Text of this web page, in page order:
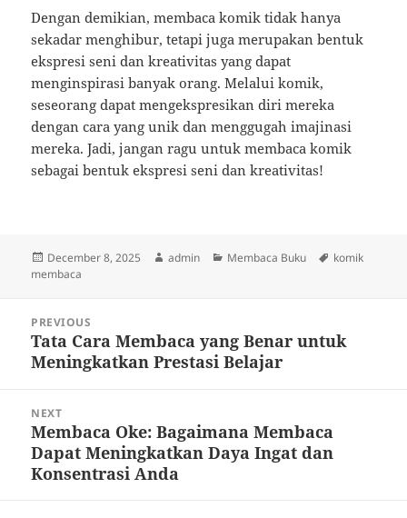
Dengan demikian, membaca komik tidak hanya
sekadar menghibur, tetapi juga merupakan bentuk
ekspresi seni dan kreativitas yang dapat
menginspirasi banyak orang. Melalui komik,
seseorang dapat mengekspresikan diri mereka
dengan cara yang unik dan menggugah imajinasi
mereka. Jadi, jangan ragu untuk membaca komik
sebagai bentuk ekspresi seni dan kreativitas!
Posted
on
December 8, 2025 Author
admin Categories
Membaca Buku Tags
komik
membaca
navigation
PREVIOUS
Previous
post:
Tata Cara Membaca yang Benar untuk
Meningkatkan Prestasi Belajar
NEXT
Next
post:
Membaca Oke: Bagaimana Membaca
Dapat Meningkatkan Daya Ingat dan
Konsentrasi Anda